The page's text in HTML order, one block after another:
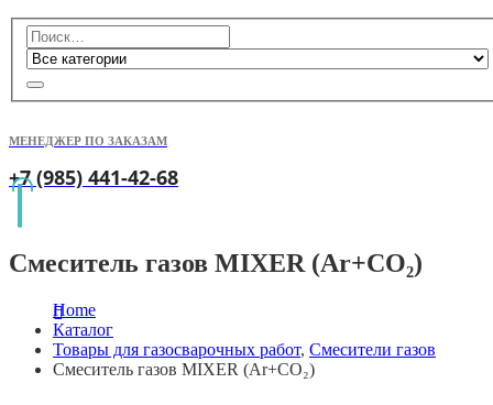
МЕНЕДЖЕР ПО ЗАКАЗАМ
+7 (985) 441-42-68
Смеситель газов MIXER (Ar+CO₂)
Home
Каталог
Товары для газосварочных работ, Смесители газов
Смеситель газов MIXER (Ar+CO₂)